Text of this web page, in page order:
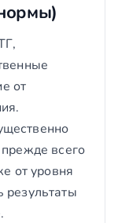
от
прежде всего
от уровня
результаты